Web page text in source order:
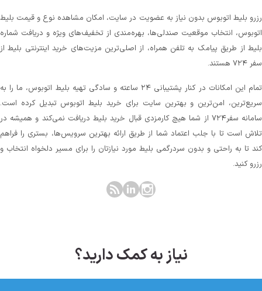
رزرو بلیط اتوبوس بدون نیاز به عضویت در سایت، امکان مشاهده نوع و قیمت بلیط
اتوبوس، انتخاب موقعیت صندلی‌ها، بهره‌مندی از تخفیف‌های ویژه و دریافت شماره‌
بلیط از طریق پیامک به تلفن همراه، از اصلی‌ترین مزیت‌های خرید اینترنتی بلیط از
سفر ۷۲۴ هستند.
تمام این امکانات در کنار پشتیبانی‌ ۲۴ ساعته و سادگی تهیه بلیط اتوبوس، ما را به
سریع‌ترین، امن‌ترین و بهترین سایت برای خرید بلیط اتوبوس تبدیل کرده است.
سامانه سفر۷۲۴ از شما هیچ کارمزدی قبال خرید بلیط دریافت نمی‌کند و همیشه در
تلاش است تا با جلب اعتماد شما از طریق ارائه بهترین سرویس‌ها، بستری را فراهم
کند تا به راحتی و بدون سردرگمی بلیط مورد نیازتان را برای مسیر دلخواه انتخاب و
رزرو کنید.
نیاز به کمک دارید؟